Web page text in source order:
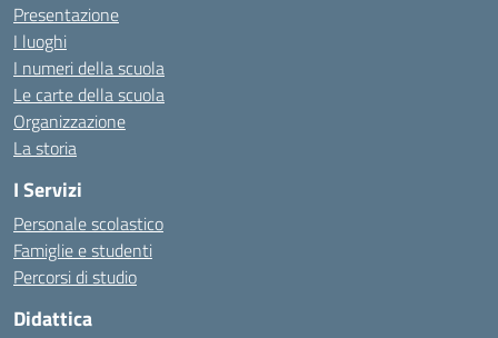
Presentazione
I luoghi
I numeri della scuola
Le carte della scuola
Organizzazione
La storia
I Servizi
Personale scolastico
Famiglie e studenti
Percorsi di studio
Didattica